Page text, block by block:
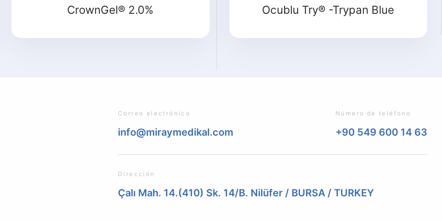
CrownGel® 2.0% Ocublu Try® -Trypan Blue
Correo electrónico
info@miraymedikal.com
Número de teléfono
+90 549 600 14 63
Dirección
Çalı Mah. 14.(410) Sk. 14/B. Nilüfer / BURSA / TURKEY